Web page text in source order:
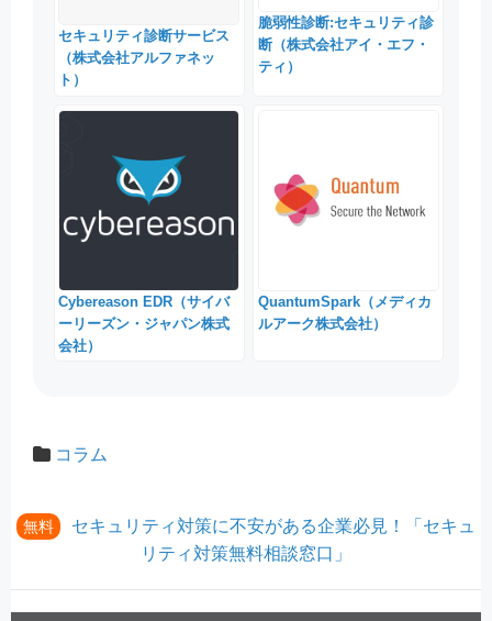
セキュリティ診断サービス
（株式会社アルファネッ
ト）
脆弱性診断:セキュリティ診
断（株式会社アイ・エフ・
ティ）
Cybereason EDR（サイバ
ーリーズン・ジャパン株式
会社）
QuantumSpark（メディカ
ルアーク株式会社）
コラム
無料
セキュリティ対策に不安がある企業必見！「セキュ
リティ対策無料相談窓口」